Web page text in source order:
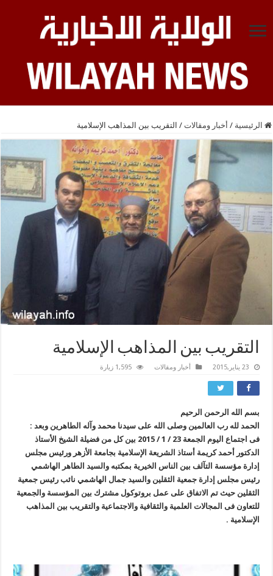
الرئيسية / أخبار ومقالات / التقريب بين المذاهب الإسلامية
التقريب بين المذاهب الإسلامية
23 يناير,2015 أخبار ومقالات 1,595 زيارة
بسم الله الرحمن الرحيم
الحمد لله رب العالمين وصلى الله على سيدنا محمد وآله الطاهرين وبعد :
فى اجتماع اليوم الجمعة 23 / 1 / 2015 بين كل من فضيلة الشيخ الأستاذ
الدكتور أحمد كريمة أستاذ الشريعة الإسلامية بجامعة الأزهر ورئيس مجلس
إدارة مؤسسة التآلف بين الناس الخيرية بمكتبه والسيد الطاهر الهاشمي
رئيس مجلس إدارة جمعية الثقلين والسيد جمال الهاشمي نائب رئيس جمعية
الثقلين حيث تم الاتفاق على عمل بروتوكول مشترك بين المؤسسة والجمعية
للتعاون فى المجالات العلمية والثقافية والاجتماعية والتقريب بين المذاهب
الإسلامية .